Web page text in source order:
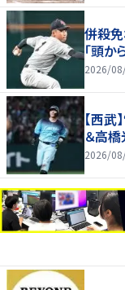
併殺
「頭か
2026/
【西武
＆高橋
2026/